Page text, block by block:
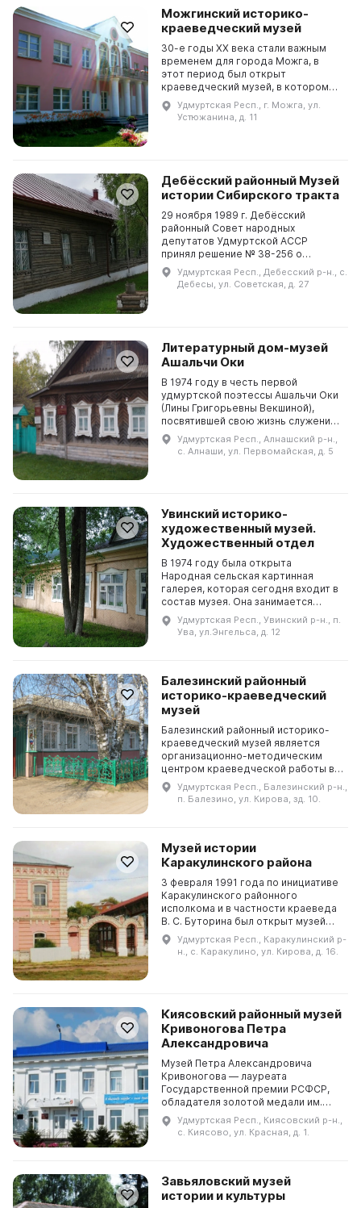
Можгинский историко-
краеведческий музей
30-е годы XX века стали важным
временем для города Можга, в
этот период был открыт
краеведческий музей, в котором
были представлены разделы
истории, археологии,
палеонтологии и этнографии.
Удмуртская Респ., г. Можга, ул.
Устюжанина, д. 11
Дебёсский районный Музей
истории Сибирского тракта
29 ноября 1989 г. Дебёсский
районный Совет народных
депутатов Удмуртской АССР
принял решение № 38-256 о
создании музейного комплекса в
селе Дебёсы. Сейчас здесь
расположен Музей истории
Удмуртская Респ., Дебесский р-н., с.
Дебесы, ул. Советская, д. 27
Литературный дом-музей
Ашальчи Оки
В 1974 году в честь первой
удмуртской поэтессы Ашальчи Оки
(Лины Григорьевны Векшиной),
посвятившей свою жизнь служению
народу и борьбе за национальную
культуру, была открыта
мемориальная доска на дом...
Удмуртская Респ., Алнашский р-н.,
с. Алнаши, ул. Первомайская, д. 5
Увинский историко-
художественный музей.
Художественный отдел
В 1974 году была открыта
Народная сельская картинная
галерея, которая сегодня входит в
состав музея. Она занимается
продвижением художественного
наследия района, а также
образованием и эстетическим во...
Удмуртская Респ., Увинский р-н., п.
Ува, ул.Энгельса, д. 12
Балезинский районный
историко-краеведческий
музей
Балезинский районный историко-
краеведческий музей является
организационно-методическим
центром краеведческой работы в
районе. Здесь работают
постоянные экспозиции,
посвященные этнографии,
Удмуртская Респ., Балезинский р-н.,
п. Балезино, ул. Кирова, зд. 10.
Музей истории
Каракулинского района
3 февраля 1991 года по инициативе
Каракулинского районного
исполкома и в частности краеведа
В. С. Буторина был открыт музей
истории Каракулинского района,
являющийся филиалом
Сарапульского музея истор...
Удмуртская Респ., Каракулинский р-
н., с. Каракулино, ул. Кирова, д. 16.
Киясовский районный музей
Кривоногова Петра
Александровича
Музей Петра Александровича
Кривоногова — лауреата
Государственной премии РСФСР,
обладателя золотой медали им.
Грекова, автора картины «Победа»
и заслуженного деятеля искусств —
единственный в России, ...
Удмуртская Респ., Киясовский р-н.,
с. Киясово, ул. Красная, д. 1.
Завьяловский музей
истории и культуры